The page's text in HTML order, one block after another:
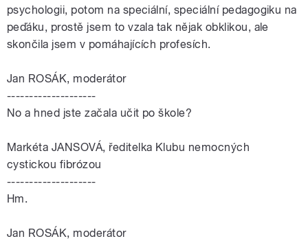
psychologii, potom na speciální, speciální pedagogiku na
peďáku, prostě jsem to vzala tak nějak obklikou, ale
skončila jsem v pomáhajících profesích.
Jan ROSÁK, moderátor
--------------------
No a hned jste začala učit po škole?
Markéta JANSOVÁ, ředitelka Klubu nemocných
cystickou fibrózou
--------------------
Hm.
Jan ROSÁK, moderátor